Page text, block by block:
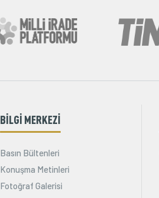
BİLGİ MERKEZİ
Basın Bültenleri
Konuşma Metinleri
Fotoğraf Galerisi